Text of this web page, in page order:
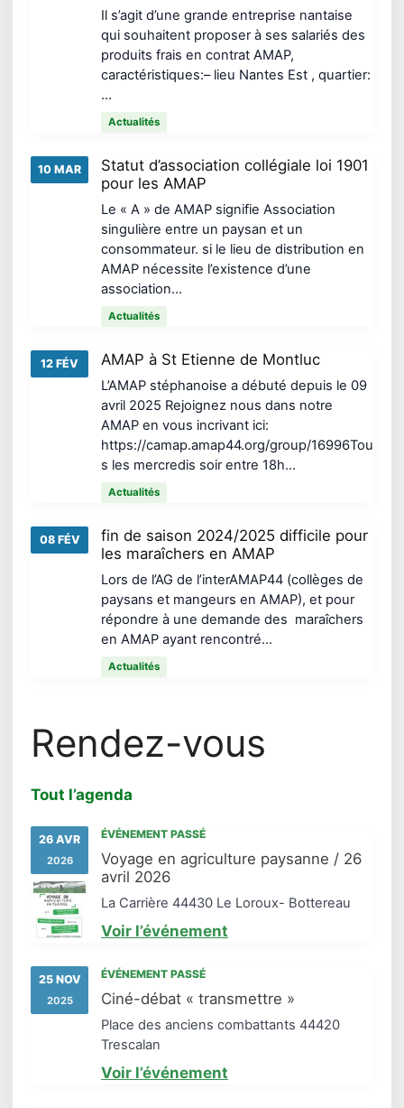
Il s’agit d’une grande entreprise nantaise
qui souhaitent proposer à ses salariés des
produits frais en contrat AMAP,
caractéristiques:– lieu Nantes Est , quartier:
…
Actualités
10 MAR
Statut d’association collégiale loi 1901
pour les AMAP
Le « A » de AMAP signifie Association
singulière entre un paysan et un
consommateur. si le lieu de distribution en
AMAP nécessite l’existence d’une
association…
Actualités
12 FÉV AMAP à St Etienne de Montluc
L’AMAP stéphanoise a débuté depuis le 09
avril 2025 Rejoignez nous dans notre
AMAP en vous incrivant ici:
https://camap.amap44.org/group/16996Tou
s les mercredis soir entre 18h…
Actualités
08 FÉV
fin de saison 2024/2025 difficile pour
les maraîchers en AMAP
Lors de l’AG de l’interAMAP44 (collèges de
paysans et mangeurs en AMAP), et pour
répondre à une demande des maraîchers
en AMAP ayant rencontré…
Actualités
Rendez-vous
Tout l’agenda
26 AVR
2026
ÉVÉNEMENT PASSÉ
Voyage en agriculture paysanne / 26
avril 2026
La Carrière 44430 Le Loroux- Bottereau
Voir l’événement
25 NOV
2025
ÉVÉNEMENT PASSÉ
Ciné-débat « transmettre »
Place des anciens combattants 44420
Trescalan
Voir l’événement